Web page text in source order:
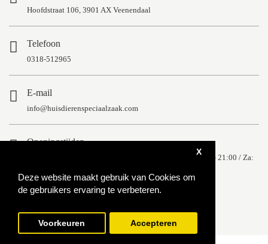
Deze website maakt gebruik van Cookies om
de gebruikers ervaring te verbeteren.
X
Voorkeuren Accepteren
Hoofdstraat 106, 3901 AX Veenendaal
Telefoon
0318-512965
E-mail
info@huisdierenspeciaalzaak.com
Openingstijden
Ma: 13:00 - 18:00 / Di t/m Do: 09:00 -18:00 / Vrij: 09:00 - 21:00 / Za: